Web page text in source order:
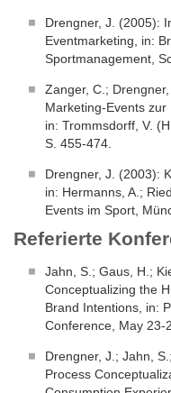
Drengner, J. (2005):
Eventmarketing, in:
Sportmanagement,
Zanger, C.;
Marketing-Events zur
in: Trommsdorff, V.
S. 455-474.
Drengner, J. (2003):
in: Hermanns, A.;
Events im Sport,
Referierte
Jahn, S.; Gaus, H.;
Conceptualizing the
Brand Intentions, in:
Conference, May 23-
Drengner, J.; Jahn,
Process